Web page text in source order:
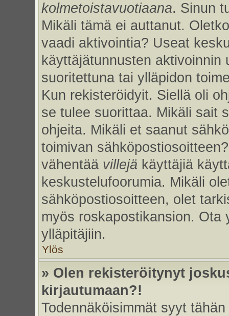
kolmetoistavuotiaana. Sinun
Mikäli tämä ei auttanut.
vaadi aktivointia? Useat
käyttäjätunnusten
suoritettuna tai ylläpidon
Kun rekisteröidyit. Siellä oli
se tulee suorittaa. Mikäli sait
ohjeita. Mikäli et saanut
toimivan
vähentää villejä käyttäjiä
keskustelufoorumia. Mikäli
sähköpostiosoitteen, olet
myös roskapostikansion. Ota
ylläpitäjiin.
Ylös
» Olen rekisteröitynyt
kirjautumaan?!
Todennäköisimmät syyt